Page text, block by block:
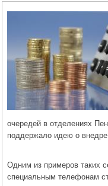
очередей в отделениях
поддержало идею о
Одним из примеров таких
специальным телефонам